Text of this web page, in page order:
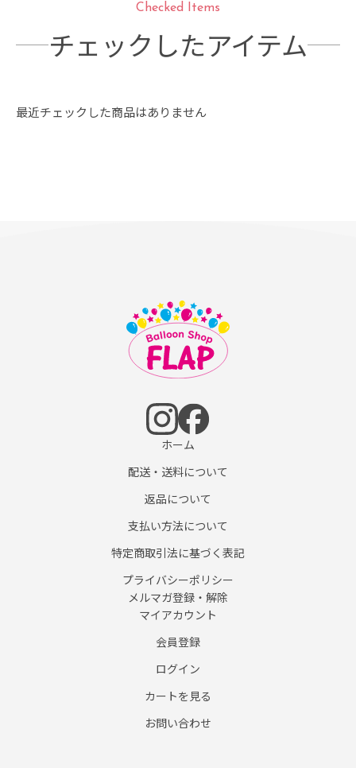
Checked Items
チェックしたアイテム
最近チェックした商品はありません
ホーム
配送・送料について
返品について
支払い方法について
特定商取引法に基づく表記
プライバシーポリシー
メルマガ登録・解除
マイアカウント
会員登録
ログイン
カートを見る
お問い合わせ